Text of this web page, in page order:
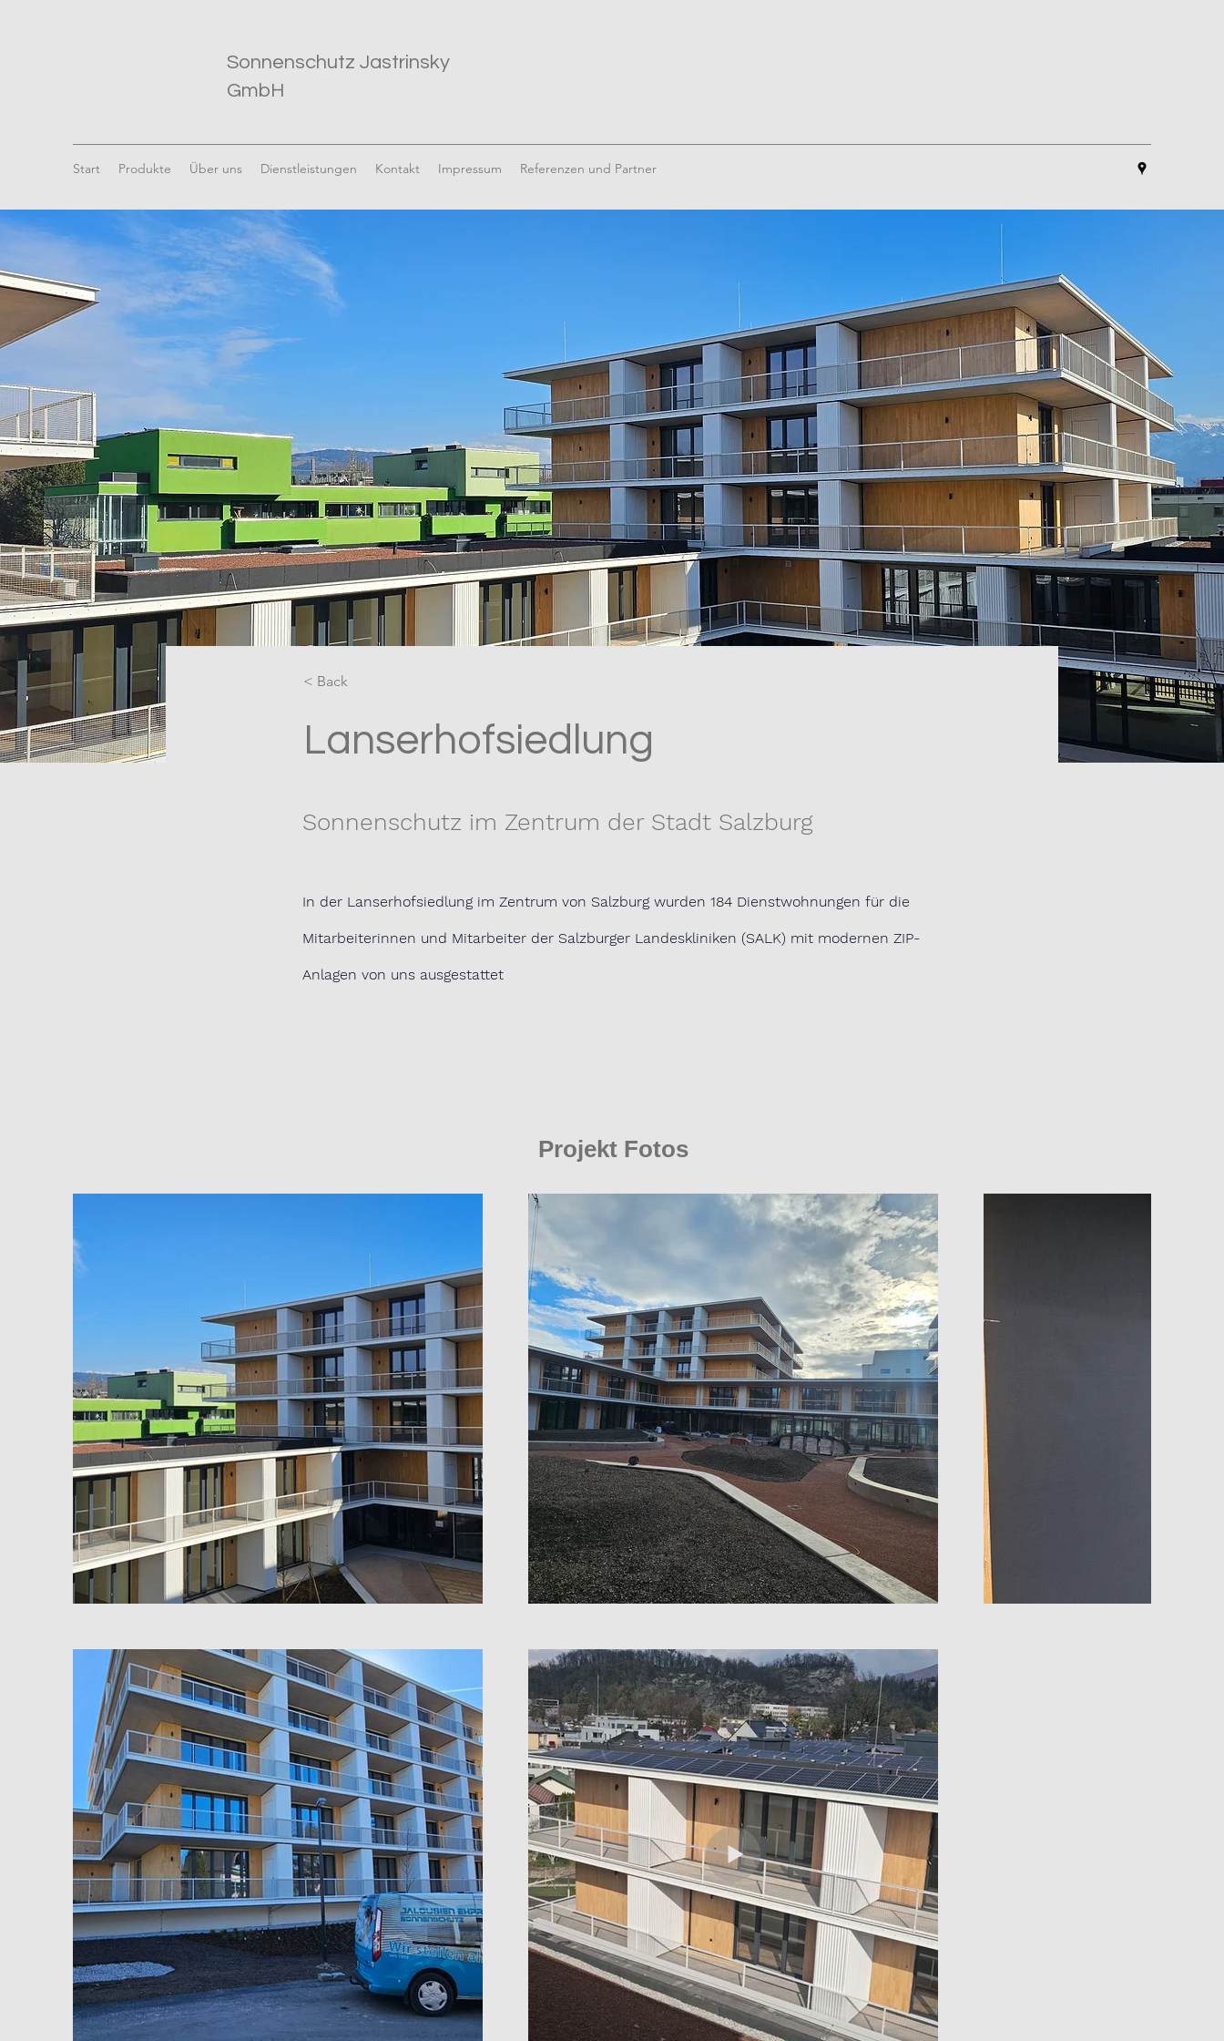
Sonnenschutz Jastrinsky
GmbH
Start Produkte Über uns Dienstleistungen Kontakt Impressum Referenzen und Partner
< Back
Lanserhofsiedlung
Sonnenschutz im Zentrum der Stadt Salzburg
In der Lanserhofsiedlung im Zentrum von Salzburg wurden 184 Dienstwohnungen für die
Mitarbeiterinnen und Mitarbeiter der Salzburger Landeskliniken (SALK) mit modernen ZIP-
Anlagen von uns ausgestattet
Projekt Fotos